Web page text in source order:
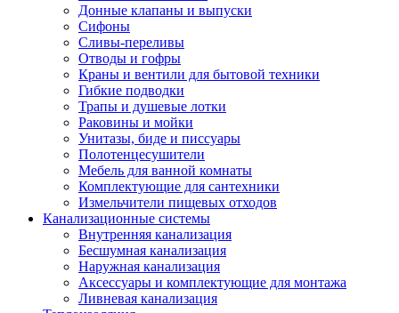
Донные клапаны и выпуски
Сифоны
Сливы-переливы
Отводы и гофры
Краны и вентили для бытовой техники
Гибкие подводки
Трапы и душевые лотки
Раковины и мойки
Унитазы, биде и писсуары
Полотенцесушители
Мебель для ванной комнаты
Комплектующие для сантехники
Измельчители пищевых отходов
Канализационные системы
Внутренняя канализация
Бесшумная канализация
Наружная канализация
Аксессуары и комплектующие для монтажа
Ливневая канализация